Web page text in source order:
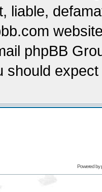
liable,
phpBB
should
Powered by